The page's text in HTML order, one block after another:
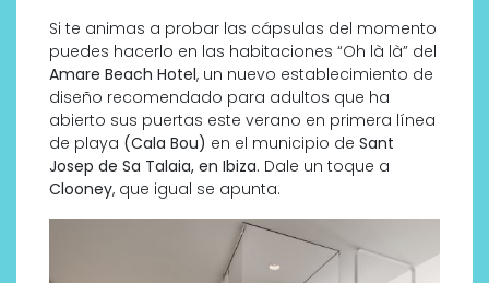
Si te animas a probar las cápsulas del momento
puedes hacerlo en las habitaciones “Oh là là” del
Amare Beach Hotel, un nuevo establecimiento de
diseño recomendado para adultos que ha
abierto sus puertas este verano en primera línea
de playa (Cala Bou) en el municipio de Sant
Josep de Sa Talaia, en Ibiza. Dale un toque a
Clooney, que igual se apunta.